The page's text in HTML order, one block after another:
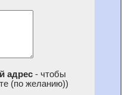
адрес- чтобы
(по желанию))